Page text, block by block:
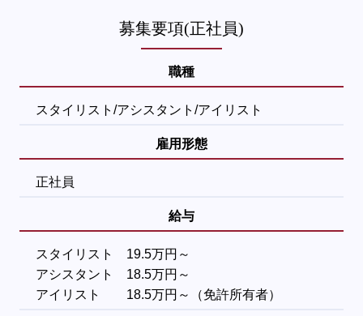
募集要項(正社員)
職種
スタイリスト/アシスタント/アイリスト
雇用形態
正社員
給与
スタイリスト 19.5万円～
アシスタント 18.5万円～
アイリスト 18.5万円～（免許所有者）